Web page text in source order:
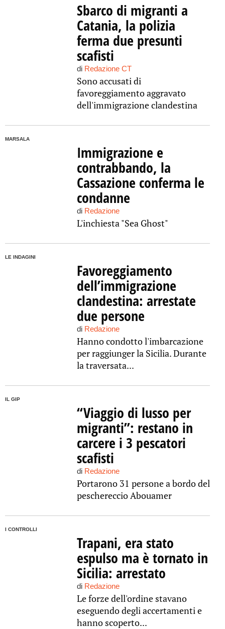
Sbarco di migranti a
Catania, la polizia
ferma due presunti
scafisti
di Redazione CT
Sono accusati di
favoreggiamento aggravato
dell'immigrazione clandestina
MARSALA
Immigrazione e
contrabbando, la
Cassazione conferma le
condanne
di Redazione
L'inchiesta "Sea Ghost"
LE INDAGINI
Favoreggiamento
dell’immigrazione
clandestina: arrestate
due persone
di Redazione
Hanno condotto l'imbarcazione
per raggiunger la Sicilia. Durante
la traversata...
IL GIP
“Viaggio di lusso per
migranti”: restano in
carcere i 3 pescatori
scafisti
di Redazione
Portarono 31 persone a bordo del
peschereccio Abouamer
I CONTROLLI
Trapani, era stato
espulso ma è tornato in
Sicilia: arrestato
di Redazione
Le forze dell'ordine stavano
eseguendo degli accertamenti e
hanno scoperto...